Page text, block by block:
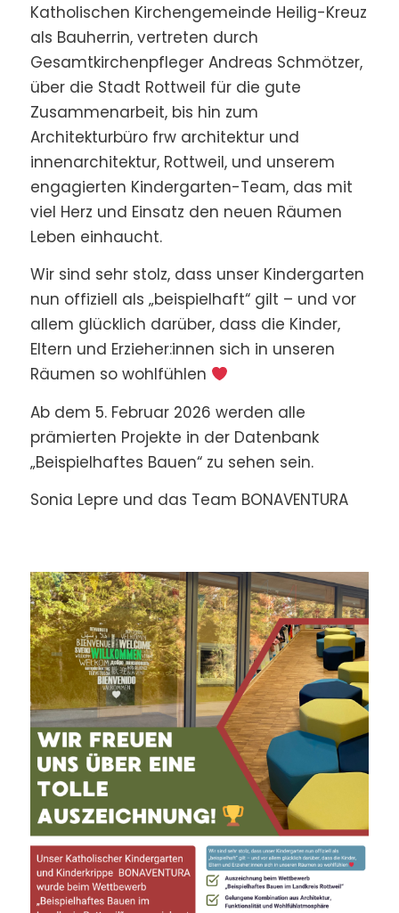
Katholischen Kirchengemeinde Heilig-Kreuz
als Bauherrin, vertreten durch
Gesamtkirchenpfleger Andreas Schmötzer,
über die Stadt Rottweil für die gute
Zusammenarbeit, bis hin zum
Architekturbüro frw architektur und
innenarchitektur, Rottweil, und unserem
engagierten Kindergarten-Team, das mit
viel Herz und Einsatz den neuen Räumen
Leben einhaucht.
Wir sind sehr stolz, dass unser Kindergarten
nun offiziell als „beispielhaft“ gilt – und vor
allem glücklich darüber, dass die Kinder,
Eltern und Erzieher:innen sich in unseren
Räumen so wohlfühlen
Ab dem 5. Februar 2026 werden alle
prämierten Projekte in der Datenbank
„Beispielhaftes Bauen“ zu sehen sein.
Sonia Lepre und das Team BONAVENTURA